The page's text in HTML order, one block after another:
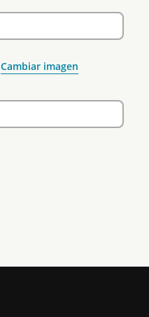
Cambiar imagen